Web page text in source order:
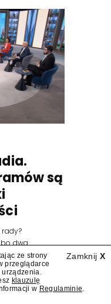
są
dwa.
sztuki
Zamknij X
ze strony
przeglądarce
urządzenia.
klauzulę
w Regulaminie.